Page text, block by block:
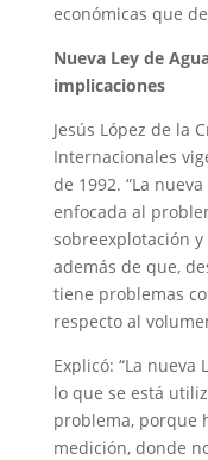
económicas que
Nueva Ley de
implicaciones
Jesús López de la
Internacionales
de 1992. “La
enfocada al
sobreexplotación y
además de que,
tiene problemas
respecto al
Explicó: “La
lo que se está
problema, porque
medición, donde